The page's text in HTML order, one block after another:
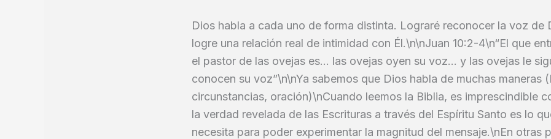
Dios habla a cada uno de forma distinta. Lograré reconocer la voz de
logre una relación real de intimidad con Él.\n\nJuan 10:2-4\n“El que
el pastor de las ovejas es… las ovejas oyen su voz… y las ovejas le
conocen su voz”\n\nYa sabemos que Dios habla de muchas maneras
circunstancias, oración)\nCuando leemos la Biblia, es imprescindible
la verdad revelada de las Escrituras a través del Espíritu Santo es lo
necesita para poder experimentar la magnitud del mensaje.\nEn otras